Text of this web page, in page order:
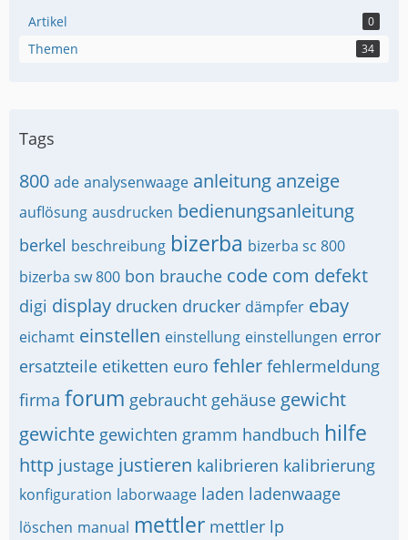
Artikel 0
Themen 34
Tags
800 ade analysenwaage anleitung anzeige
auflösung ausdrucken bedienungsanleitung
berkel beschreibung bizerba bizerba sc 800
bizerba sw 800 bon brauche code com defekt
digi display drucken drucker dämpfer ebay
eichamt einstellen einstellung einstellungen error
ersatzteile etiketten euro fehler fehlermeldung
firma forum gebraucht gehäuse gewicht
gewichte gewichten gramm handbuch hilfe
http justage justieren kalibrieren kalibrierung
konfiguration laborwaage laden ladenwaage
löschen manual mettler mettler lp